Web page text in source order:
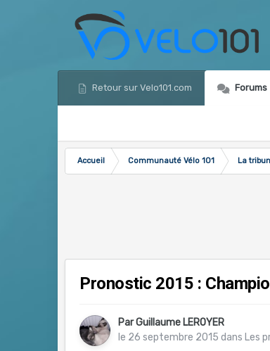
Retour sur Velo101.com Forums
Accueil Communauté Vélo 101 La
Pronostic 2015 :
ParGuillaume LEROYER
le 26 septembre 2015 dans Les